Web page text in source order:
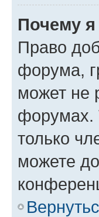
Почему
Право
форума,
может не
форумах.
только
можете